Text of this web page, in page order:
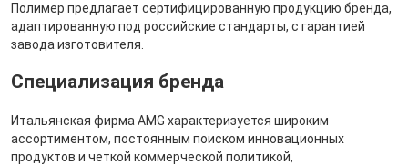
Полимер предлагает сертифицированную продукцию бренда,
адаптированную под российские стандарты, с гарантией
завода изготовителя.
Специализация бренда
Итальянская фирма AMG характеризуется широким
ассортиментом, постоянным поиском инновационных
продуктов и четкой коммерческой политикой,